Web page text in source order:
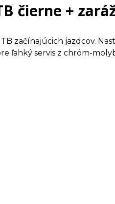
čierne +
začínajúcich jazdcov.
ľahký servis z chróm-